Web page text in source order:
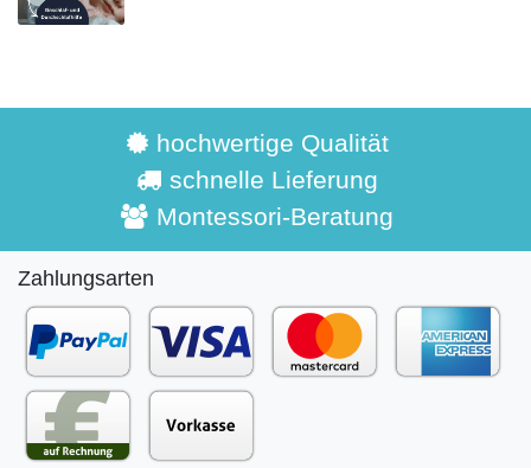
hochwertige Qualität
schnelle Lieferung
Montessori-Beratung
Zahlungsarten